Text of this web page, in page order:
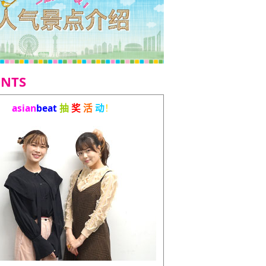
asianbeat抽奖活动！